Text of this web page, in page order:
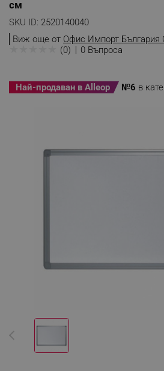
см
SKU ID: 2520140040
Виж още от Офис Импорт
★ (0) 0 Въпроса
Най-продаван в Alleop №6 в